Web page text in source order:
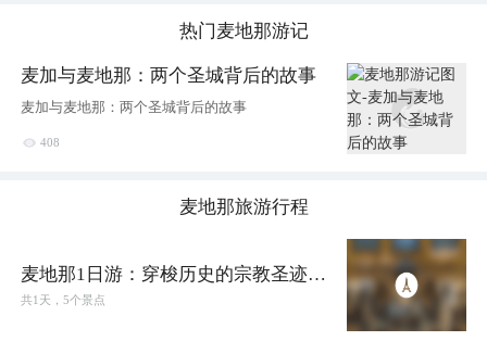
热门麦地那游记
麦加与麦地那：两个圣城背后的故事
麦加与麦地那：两个圣城背后的故事
 408
麦地那旅游行程
麦地那1日游：穿梭历史的宗教圣迹，
从先知寺到Uhud山
共1 天，5个景点